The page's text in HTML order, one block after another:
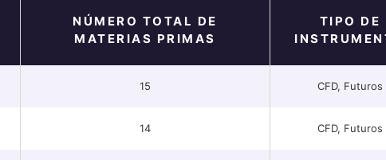
NÚMERO TOTAL DE
MATERIAS PRIMAS
TIPO DE
15 CFD, Futuros
14 CFD, Futuros